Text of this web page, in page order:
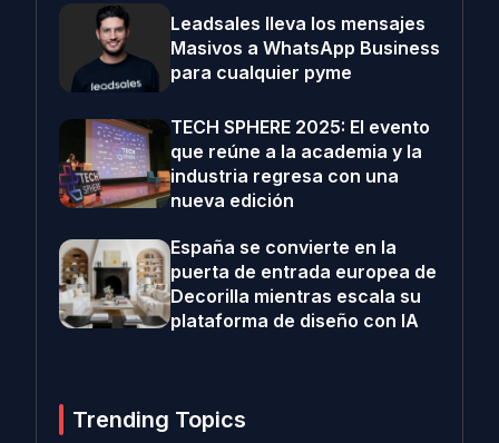
Leadsales lleva los mensajes
Masivos a WhatsApp Business
para cualquier pyme
TECH SPHERE 2025: El evento
que reúne a la academia y la
industria regresa con una
nueva edición
España se convierte en la
puerta de entrada europea de
Decorilla mientras escala su
plataforma de diseño con IA
Trending Topics